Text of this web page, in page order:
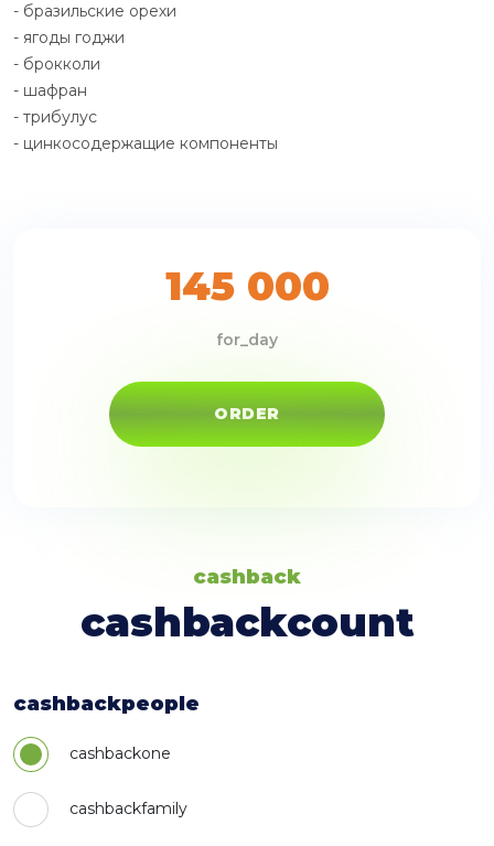
- бразильские орехи
- ягоды годжи
- брокколи
- шафран
- трибулус
- цинкосодержащие компоненты
145 000
for_day
ORDER
cashback
cashbackcount
cashbackpeople
cashbackone
cashbackfamily